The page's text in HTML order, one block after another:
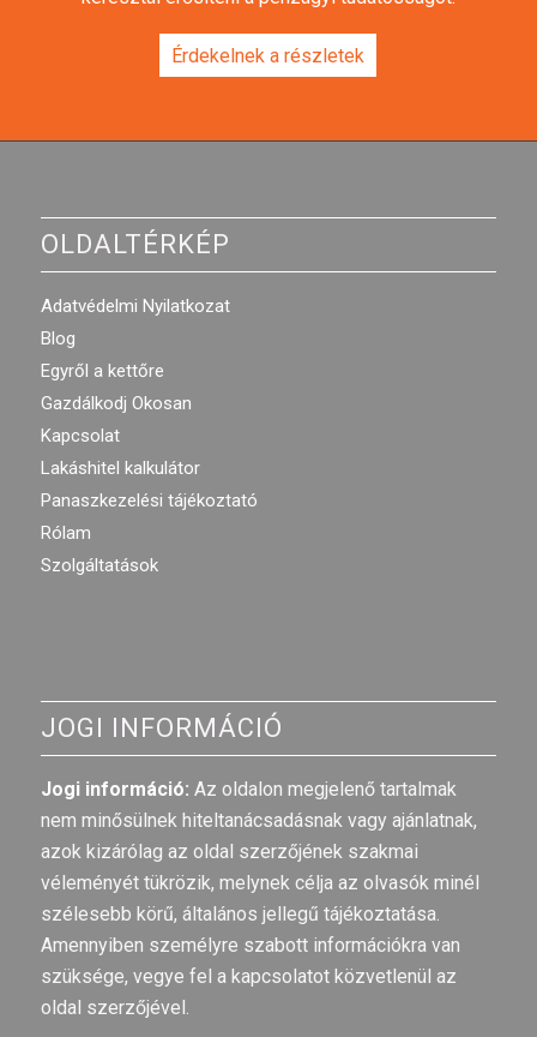
Érdekelnek a részletek
OLDALTÉRKÉP
Adatvédelmi Nyilatkozat
Blog
Egyről a kettőre
Gazdálkodj Okosan
Kapcsolat
Lakáshitel kalkulátor
Panaszkezelési tájékoztató
Rólam
Szolgáltatások
JOGI INFORMÁCIÓ
Jogi információ: Az oldalon megjelenő tartalmak
nem minősülnek hiteltanácsadásnak vagy ajánlatnak,
azok kizárólag az oldal szerzőjének szakmai
véleményét tükrözik, melynek célja az olvasók minél
szélesebb körű, általános jellegű tájékoztatása.
Amennyiben személyre szabott információkra van
szüksége, vegye fel a kapcsolatot közvetlenül az
oldal szerzőjével.